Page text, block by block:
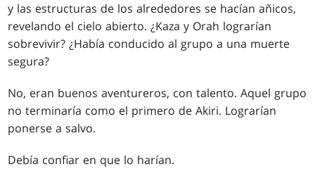
y las estructuras de los alrededores se hacían añicos,
revelando el cielo abierto. ¿Kaza y Orah lograrían
sobrevivir? ¿Había conducido al grupo a una muerte
segura?
No, eran buenos aventureros, con talento. Aquel grupo
no terminaría como el primero de Akiri. Lograrían
ponerse a salvo.
Debía confiar en que lo harían.